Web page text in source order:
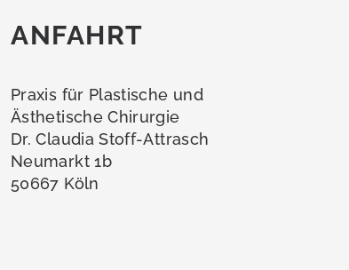
ANFAHRT
Praxis für Plastische und
Ästhetische Chirurgie
Dr. Claudia Stoff-Attrasch
Neumarkt 1b
50667 Köln